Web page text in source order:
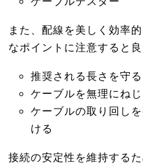
また、配線を美しく効率
なポイントに注意すると良
推奨される長さを守る
ケーブルを無理にね
ケーブルの取り回し
ける
接続の安定性を維持する